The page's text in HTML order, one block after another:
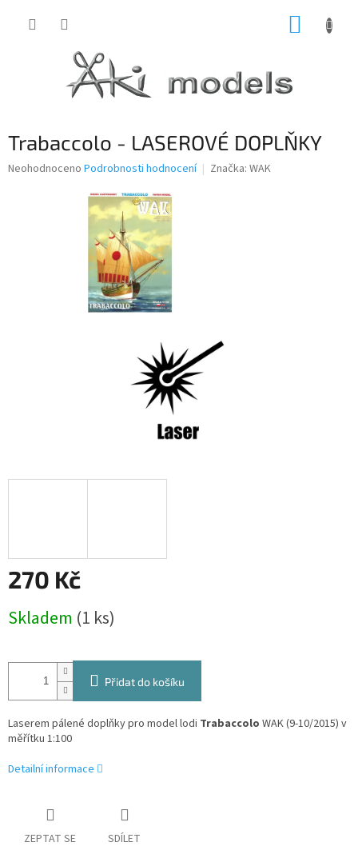
Trabaccolo - LASEROVÉ DOPLŇKY
Průměrné
Neohodnoceno Podrobnosti hodnocení Značka: WAK
270 Kč
cena:
Skladem (1 ks)
Přidat do košíku
Laserem pálené doplňky pro model lodi Trabaccolo WAK (9-10/2015) v
měřítku 1:100
Detailní informace
ZEPTAT SE SDÍLET